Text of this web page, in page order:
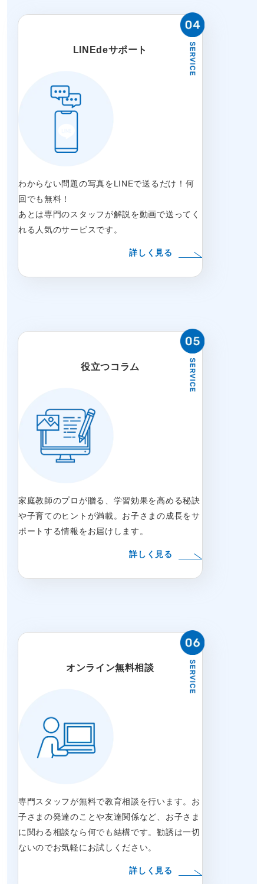
LINEdeサポート
わからない問題の写真をLINEで送るだけ！何
回でも無料！
あとは専門のスタッフが解説を動画で送ってく
れる人気のサービスです。
詳しく見る
役立つコラム
家庭教師のプロが贈る、学習効果を高める秘訣
や子育てのヒントが満載。お子さまの成長をサ
ポートする情報をお届けします。
詳しく見る
オンライン無料相談
専門スタッフが無料で教育相談を行います。お
子さまの発達のことや友達関係など、お子さま
に関わる相談なら何でも結構です。勧誘は一切
ないのでお気軽にお試しください。
詳しく見る